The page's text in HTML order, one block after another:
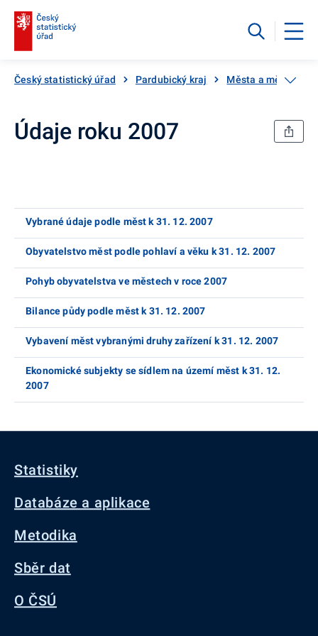
Český statistický úřad Pardubický kraj Města a městyse
Údaje roku 2007
Vybrané údaje podle měst k 31. 12. 2007
Obyvatelstvo měst podle pohlaví a věku k 31. 12. 2007
Pohyb obyvatelstva ve městech v roce 2007
Bilance půdy podle měst k 31. 12. 2007
Vybavení měst vybranými druhy zařízení k 31. 12. 2007
Ekonomické subjekty se sídlem na území měst k 31. 12.
2007
Statistiky
Databáze a aplikace
Metodika
Sběr dat
O ČSÚ